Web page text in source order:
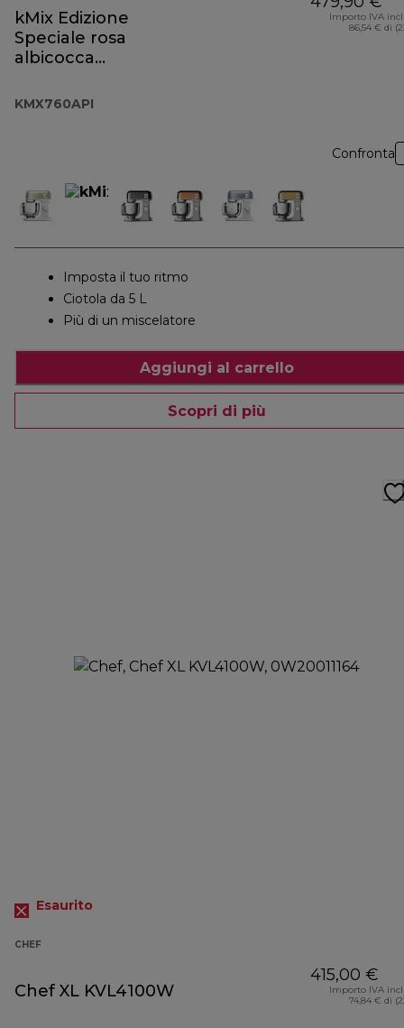
kMix Edizione
Speciale rosa
albicocca
KMX760API
Importo IVA
86,54 € di
Confronta
Imposta il tuo ritmo
Ciotola da 5 L
Più di un miscelatore
Aggiungi al carrello
Scopri di più
Esaurito
CHEF
Chef XL KVL4100W
415,00 €
Importo IVA
74,84 € di